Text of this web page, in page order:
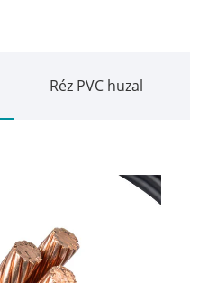
Réz PVC huzal